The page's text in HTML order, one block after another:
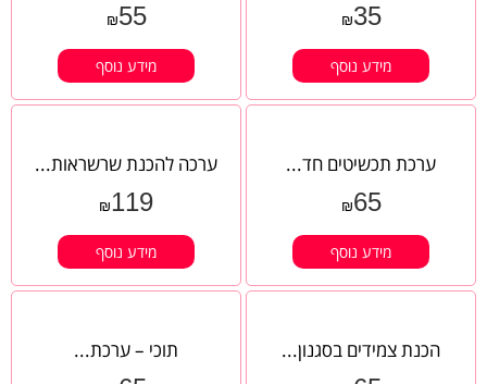
₪35
מידע נוסף
₪55
מידע נוסף
ערכת תכשיטים חד...
₪65
מידע נוסף
ערכה להכנת שרשראות...
₪119
מידע נוסף
הכנת צמידים בסגנון... תוכי – ערכת...